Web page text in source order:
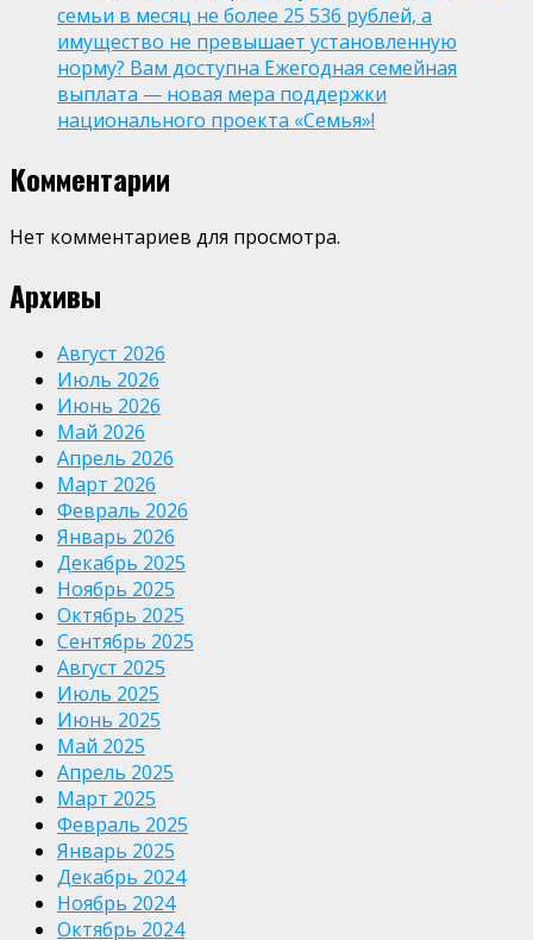
семьи в месяц не более 25 536 рублей, а
имущество не превышает установленную
норму? Вам доступна Ежегодная семейная
выплата — новая мера поддержки
национального проекта «Семья»!
Комментарии
Нет комментариев для просмотра.
Архивы
Август 2026
Июль 2026
Июнь 2026
Май 2026
Апрель 2026
Март 2026
Февраль 2026
Январь 2026
Декабрь 2025
Ноябрь 2025
Октябрь 2025
Сентябрь 2025
Август 2025
Июль 2025
Июнь 2025
Май 2025
Апрель 2025
Март 2025
Февраль 2025
Январь 2025
Декабрь 2024
Ноябрь 2024
Октябрь 2024